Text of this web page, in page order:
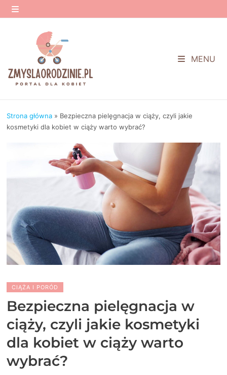
Przejdź
do
MENU
MENU
Strona główna » Bezpieczna pielęgnacja w ciąży, czyli jakie
kosmetyki dla kobiet w ciąży warto wybrać?
CIĄŻA I PORÓD
Bezpieczna pielęgnacja w
ciąży, czyli jakie kosmetyki
dla kobiet w ciąży warto
wybrać?